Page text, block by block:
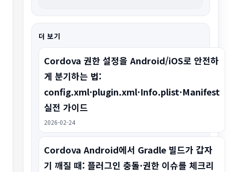
더 보기
Cordova 권한 설정을 Android/iOS로 안전하
게 분기하는 법:
config.xml·plugin.xml·Info.plist·Manifest
실전 가이드
2026-02-24
Cordova Android에서 Gradle 빌드가 갑자
기 깨질 때: 플러그인 충돌·권한 이슈를 체크리